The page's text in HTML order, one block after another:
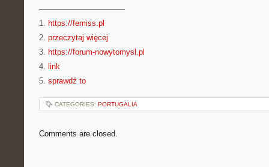
———————————
1. https://femiss.pl
2. przeczytaj więcej
3. https://forum-nowytomysl.pl
4. link
5. sprawdź to
CATEGORIES: PORTUGALIA
Comments are closed.